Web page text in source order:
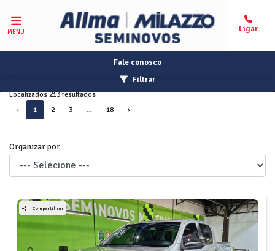
MENU
Fale conosco
Localizados 213 resultados
‹
1 2 3 ... 18 ›
Filtrar
Organizar por
Compartilhar